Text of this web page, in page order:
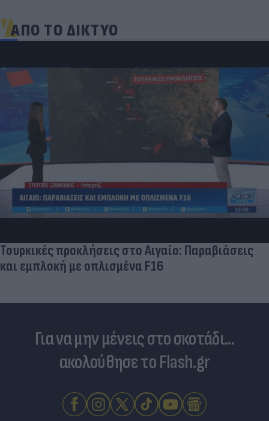
ΑΠΟ ΤΟ ΔΙΚΤΥΟ
Και οι μαϊμούδες έχουν κατοικίδια! Οι
επιστήμονες ρίχνουν φως στις "φιλίες" μεταξύ
Για να μην μένεις στο σκοτάδι...
ακολούθησε το Flash.gr